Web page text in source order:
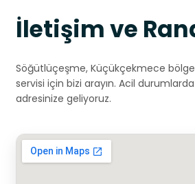
İletişim ve
Söğütlüçeşme, Küçükçekmece
servisi için bizi arayın. Acil
adresinize geliyoruz.